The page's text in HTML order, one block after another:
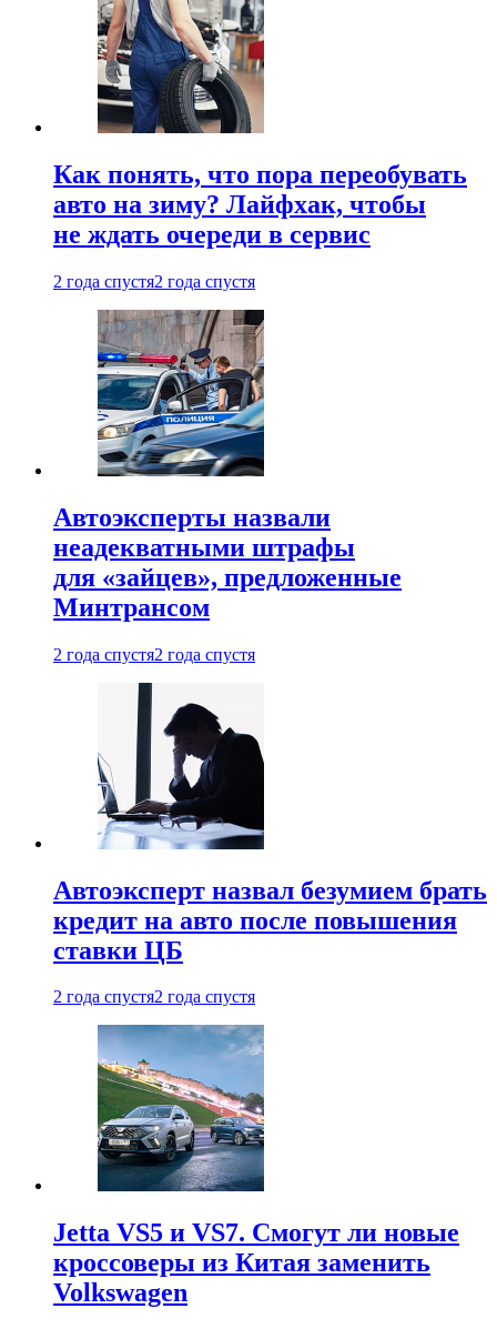
Как понять, что пора переобувать
авто на зиму? Лайфхак, чтобы
не ждать очереди в сервис
2 года спустя2 года спустя
Автоэксперты назвали
неадекватными штрафы
для «зайцев», предложенные
Минтрансом
2 года спустя2 года спустя
Автоэксперт назвал безумием брать
кредит на авто после повышения
ставки ЦБ
2 года спустя2 года спустя
Jetta VS5 и VS7. Смогут ли новые
кроссоверы из Китая заменить
Volkswagen